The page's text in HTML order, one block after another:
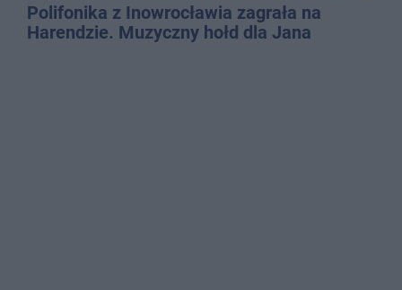
Polifonika z Inowrocławia zagrała na
Harendzie. Muzyczny hołd dla Jana